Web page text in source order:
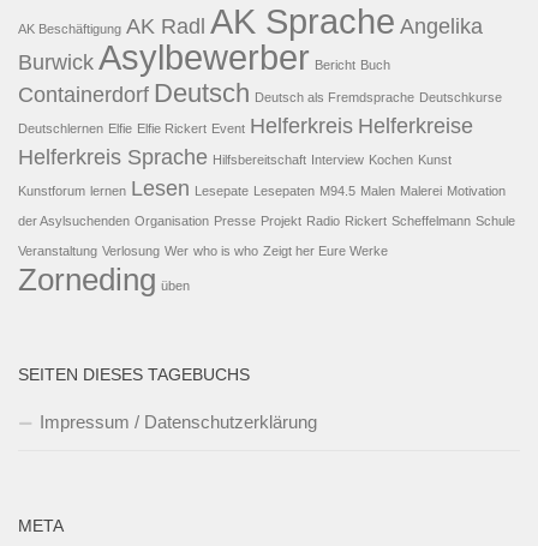
AK Beschäftigung AK Radl AK Sprache Angelika
Burwick Asylbewerber Bericht Buch
Containerdorf Deutsch Deutsch als Fremdsprache Deutschkurse
Deutschlernen Elfie Elfie Rickert Event Helferkreis Helferkreise
Helferkreis Sprache Hilfsbereitschaft Interview Kochen Kunst
Kunstforum lernen Lesen Lesepate Lesepaten M94.5 Malen Malerei Motivation
der Asylsuchenden Organisation Presse Projekt Radio Rickert Scheffelmann Schule
Veranstaltung Verlosung Wer who is who Zeigt her Eure Werke
Zorneding üben
SEITEN DIESES TAGEBUCHS
Impressum / Datenschutzerklärung
META